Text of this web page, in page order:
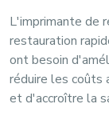
L'imprimante de
restauration
ont besoin
réduire les coûts
et d'accroître la